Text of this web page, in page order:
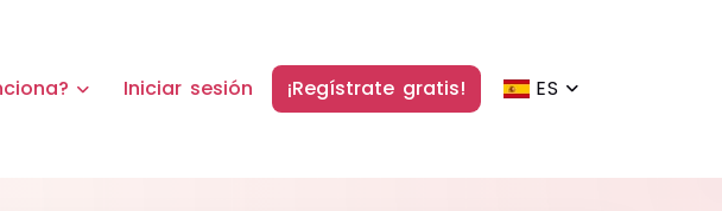
Iniciar sesión ¡Regístrate gratis! ES